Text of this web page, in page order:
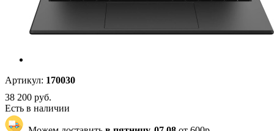
Артикул: 170030
38 200 руб.
Есть в наличии